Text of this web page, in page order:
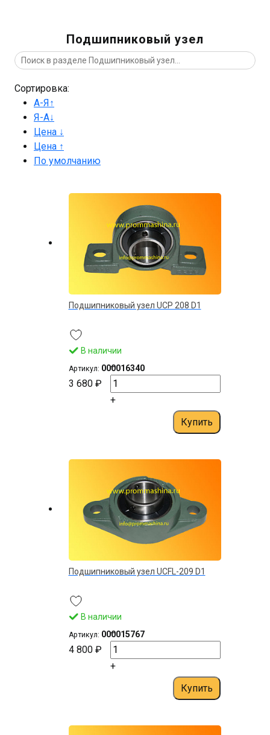
Подшипниковый узел
Сортировка:
А-Я↑
Я-А↓
Цена ↓
Цена ↑
По умолчанию
Подшипниковый узел UСP 208 D1
В наличии
Артикул: 000016340
3 680 ₽
–
+
Купить
Подшипниковый узел UCFL-209 D1
В наличии
Артикул: 000015767
4 800 ₽
–
+
Купить